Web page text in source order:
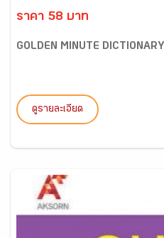
ราคา 58 บาท
GOLDEN MINUTE DICTIONARY
ดูรายละเอียด